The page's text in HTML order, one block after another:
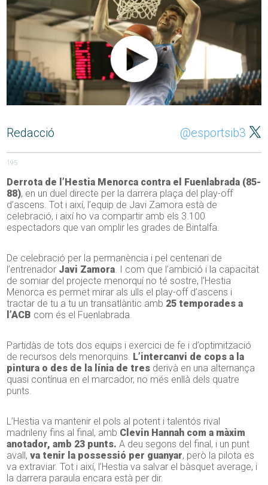
Redacció @esportsib3
195
Derrota de l’Hestia Menorca contra el Fuenlabrada (85-
88), en un duel directe per la darrera plaça del play-off
d’ascens. Tot i així, l’equip de Javi Zamora està de
celebració, i així ho va compartir amb els 3.100
espectadors que van omplir les grades de Bintalfa.
De celebració per la permanència i pel centenari de
l’entrenador Javi Zamora. I com que l’ambició i la capacitat
de somiar del projecte menorquí no té sostre, l’Hestia
Menorca es permet mirar als ulls el play-off d’ascens i
tractar de tu a tu un transatlàntic amb 25 temporades a
l’ACB com és el Fuenlabrada.
Partidàs de tots dos equips i exercici de fe i d’optimització
de recursos dels menorquins. L’intercanvi de cops a la
pintura o des de la línia de tres derivà en una alternança
quasi contínua en el marcador, no més enllà dels quatre
punts.
L’Hestia va mantenir el pols al potent i talentós rival
madrileny fins al final, amb Clevin Hannah com a màxim
anotador, amb 23 punts. A deu segons del final, i un punt
avall,va tenir la possessió per guanyar, però la pilota es
va extraviar. Tot i així, l’Hestia va salvar el bàsquet average, i
la darrera paraula encara està per dir.